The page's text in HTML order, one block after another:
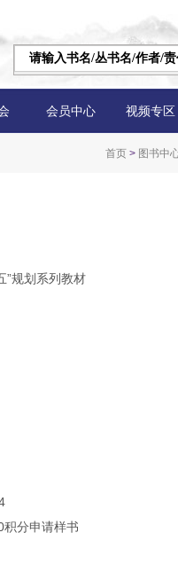
会员中心 视频专区
首页 > 图书中
”规划系列教材
分申请样书